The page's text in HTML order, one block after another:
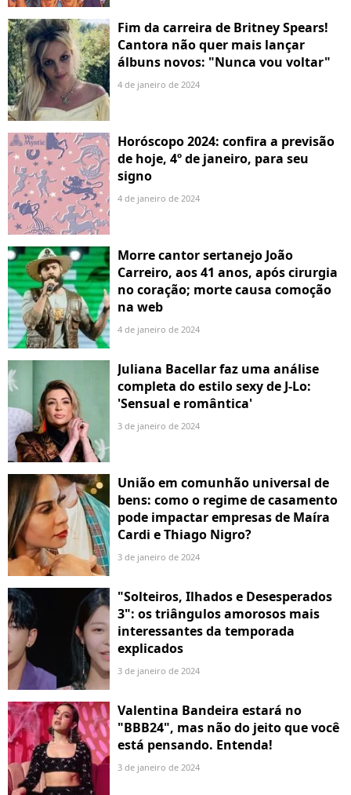
Fim da carreira de Britney Spears!
Cantora não quer mais lançar
álbuns novos: "Nunca vou voltar"
4 de janeiro de 2024
Horóscopo 2024: confira a previsão
de hoje, 4º de janeiro, para seu
signo
4 de janeiro de 2024
Morre cantor sertanejo João
Carreiro, aos 41 anos, após cirurgia
no coração; morte causa comoção
na web
4 de janeiro de 2024
Juliana Bacellar faz uma análise
completa do estilo sexy de J-Lo:
'Sensual e romântica'
3 de janeiro de 2024
União em comunhão universal de
bens: como o regime de casamento
pode impactar empresas de Maíra
Cardi e Thiago Nigro?
3 de janeiro de 2024
"Solteiros, Ilhados e Desesperados
3": os triângulos amorosos mais
interessantes da temporada
explicados
3 de janeiro de 2024
Valentina Bandeira estará no
"BBB24", mas não do jeito que você
está pensando. Entenda!
3 de janeiro de 2024